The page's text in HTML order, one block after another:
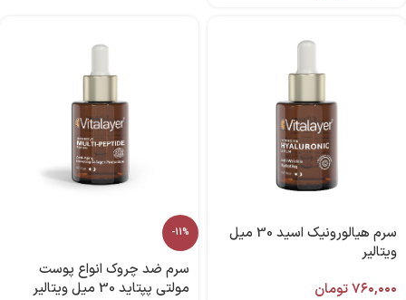
سرم هیالورونیک اسید 30 میل
ویتالیر
۷۶۰,۰۰۰تومان
-11%
سرم ضد چروک انواع پوست
مولتی پپتاید 30 میل ویتالیر